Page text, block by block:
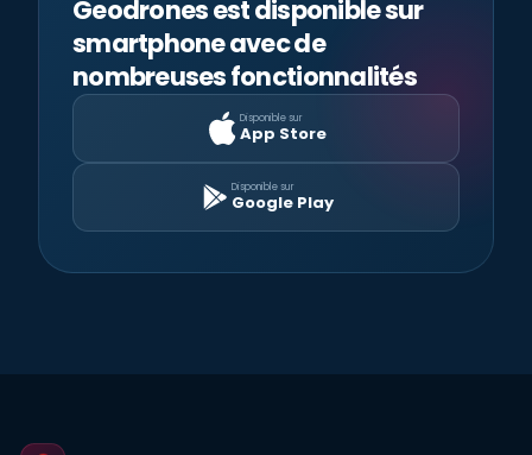
Geodrones est disponible sur
smartphone avec de
nombreuses fonctionnalités
Disponible sur
App Store
Disponible sur
Google Play